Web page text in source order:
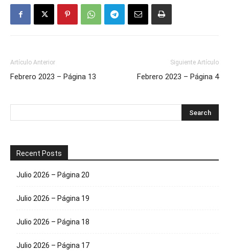
Artículo Anterior
Febrero 2023 – Página 13
Siguiente Artículo
Febrero 2023 – Página 4
Recent Posts
Julio 2026 – Página 20
Julio 2026 – Página 19
Julio 2026 – Página 18
Julio 2026 – Página 17